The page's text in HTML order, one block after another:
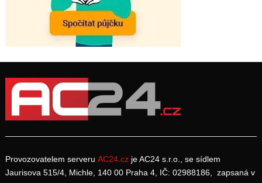
Provozovatelem serveru AC24.cz je AC24 s.r.o., se sídlem
Jaurisova 515/4, Michle, 140 00 Praha 4, IČ: 02988186, zapsaná v